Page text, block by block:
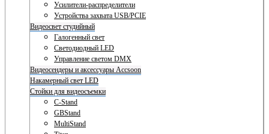
Усилители-распределители
Устройства захвата USB/PCIE
Видеосвет студийный
Галогенный свет
Светодиодный LED
Управление светом DMX
Видеосендеры и аксессуары Accsoon
Накамерный свет LED
Стойки для видеосъемки
C-Stand
GBStand
MultiStand